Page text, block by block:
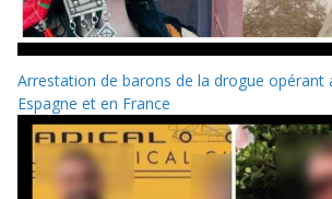
Arrestation de barons de la drogue opérant
Espagne et en France